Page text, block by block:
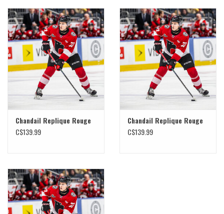
Chandail Replique Rouge
C$139.99
Chandail Replique Rouge
C$139.99